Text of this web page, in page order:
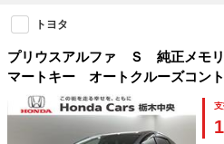
トヨタ
プリウスアルファ Ｓ 純正メモ
マートキー オートクルーズコン
ップ オートライト 衝突防止シ
接続 盗難防止システム 横滑り